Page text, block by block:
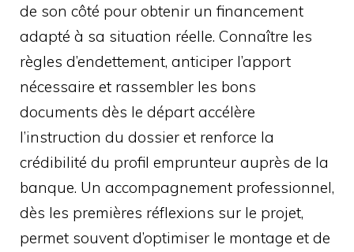
de son côté pour obtenir un financement
adapté à sa situation réelle. Connaître les
règles d’endettement, anticiper l’apport
nécessaire et rassembler les bons
documents dès le départ accélère
l’instruction du dossier et renforce la
crédibilité du profil emprunteur auprès de la
banque. Un accompagnement professionnel,
dès les premières réflexions sur le projet,
permet souvent d’optimiser le montage et de